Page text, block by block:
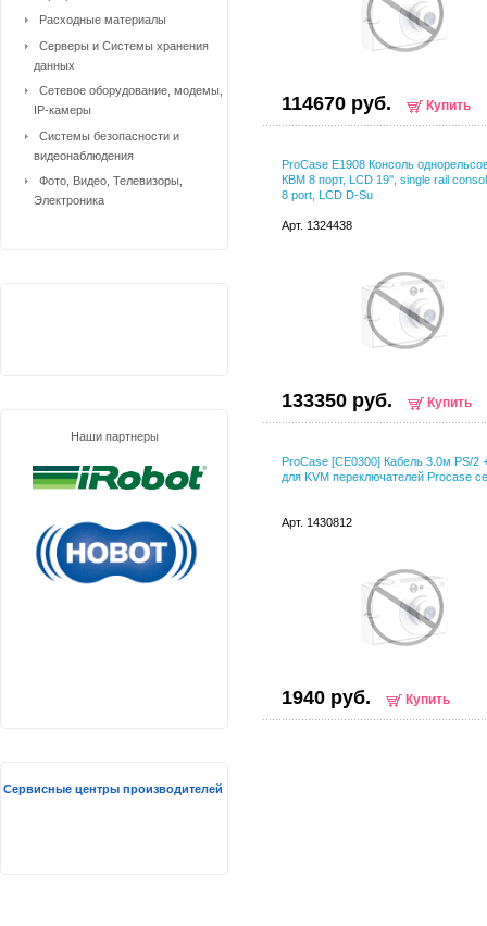
114670 руб. Купить
ProCase E1908 Консоль
КВМ 8 порт, LCD 19'', single rail
8 port, LCD D-Su
Арт. 1324438
133350 руб. Купить
ProCase [CE0300] Кабель 3.0м PS/2
для KVM переключателей Procase
Арт. 1430812
1940 руб. Купить
Расходные материалы
Серверы и Системы хранения
данных
Сетевое оборудование, модемы,
IP-камеры
Системы безопасности и
видеонаблюдения
Фото, Видео, Телевизоры,
Электроника
Наши партнеры
Сервисные центры производителей